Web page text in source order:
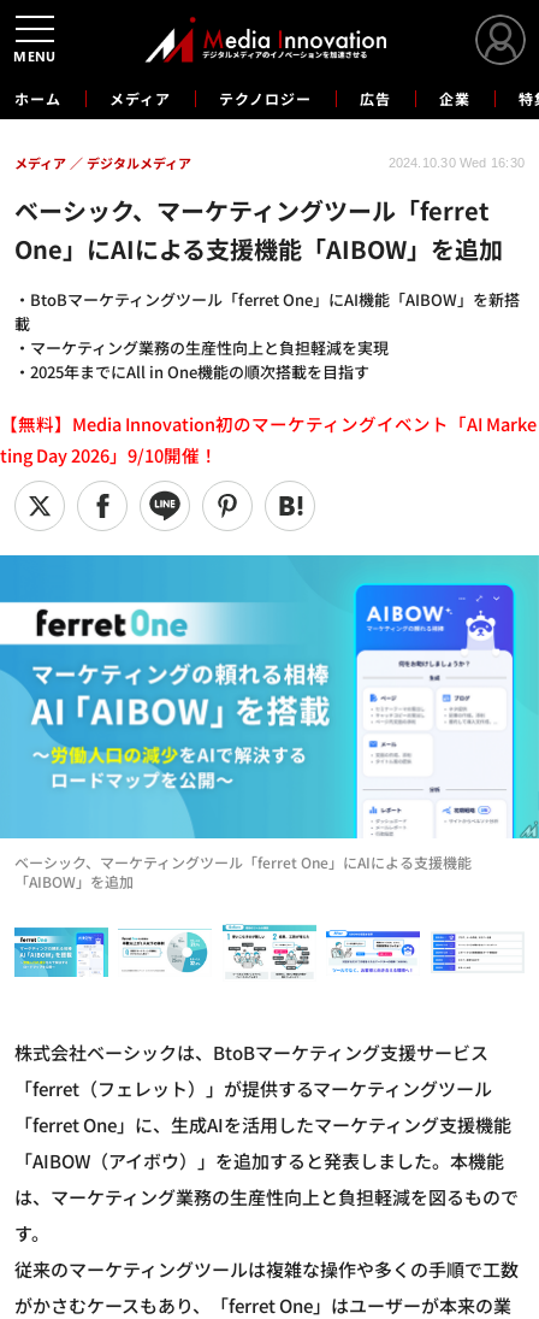
ホーム メディア テクノロジー 広告 企業 特
ベーシック、マーケティングツール「ferret
One」にAIによる支援機能「AIBOW」を追加
・BtoBマーケティングツール「ferret One」にAI機能「AIBOW」を新搭
載
・マーケティング業務の生産性向上と負担軽減を実現
・2025年までにAll in One機能の順次搭載を目指す
メディア デジタルメディア 2024.10.30 Wed 16:30
【無料】Media Innovation初のマーケティングイベント「AI Marke
ting Day 2026」9/10開催！
ベーシック、マーケティングツール「ferret One」にAIによる支援機能
「AIBOW」を追加
株式会社ベーシックは、BtoBマーケティング支援サービス
「ferret（フェレット）」が提供するマーケティングツール
「ferret One」に、生成AIを活用したマーケティング支援機能
「AIBOW（アイボウ）」を追加すると発表しました。本機能
は、マーケティング業務の生産性向上と負担軽減を図るもので
す。
従来のマーケティングツールは複雑な操作や多くの手順で工数
がかさむケースもあり、「ferret One」はユーザーが本来の業
MENU